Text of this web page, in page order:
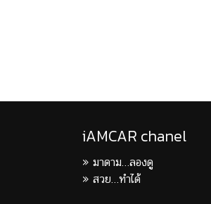
iAMCAR chanel
มาดาม…ลองดู
สวย…ทำได้